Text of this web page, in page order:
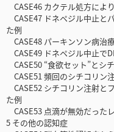
CASE46 カクテル処方によ
CASE47 ドネペジル中止と
た例
CASE48 パーキンソン病治
CASE49 ドネペジル中止で
CASE50 “食欲セット”とシ
CASE51 頻回のシチコリン
CASE52 シチコリン注射と
た例
CASE53 点滴が無効だった
5 その他の認知症